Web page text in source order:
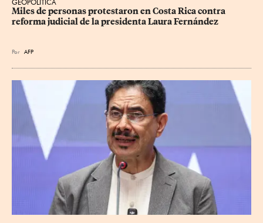
GEOPOLÍTICA
Miles de personas protestaron en Costa Rica contra
reforma judicial de la presidenta Laura Fernández
Por AFP